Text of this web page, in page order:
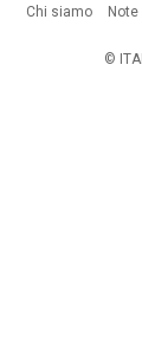
Chi siamo
©